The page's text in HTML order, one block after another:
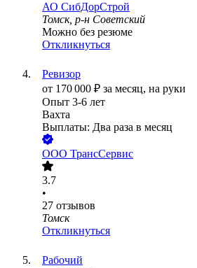
АО СибДорСтрой
Томск, р-н Советский
Можно без резюме
Откликнуться
Ревизор
от 170 000 ₽ за месяц, на руки
Опыт 3-6 лет
Вахта
Выплаты: Два раза в месяц
ООО ТрансСервис
3.7
•
27 отзывов
Томск
Откликнуться
Рабочий